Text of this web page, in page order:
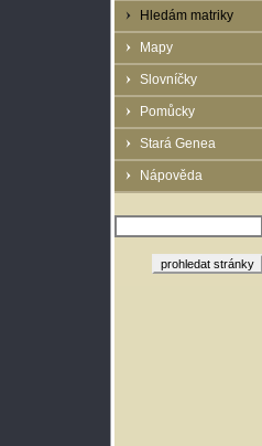
Hledám matriky
Mapy
Slovníčky
Pomůcky
Stará Genea
Nápověda